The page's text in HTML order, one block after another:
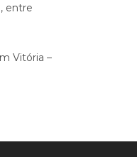
entre
Vitória –